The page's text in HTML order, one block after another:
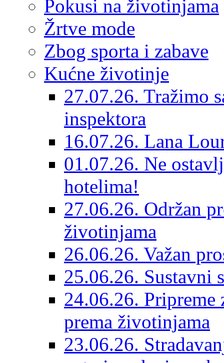
Pokusi na životinjama
Žrtve mode
Zbog sporta i zabave
Kućne životinje
27.07.26. Tražimo
inspektora
16.07.26. Lana
01.07.26. Ne
hotelima!
27.06.26. Održan
životinjama
26.06.26. Važan
25.06.26. Sustavni
24.06.26.
prema životinjama
23.06.26.